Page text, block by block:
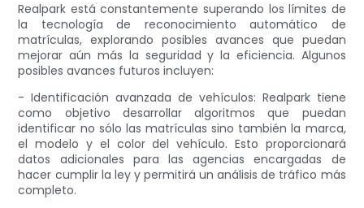
Realpark está constantemente superando los límites de
la tecnología de reconocimiento automático de
matrículas, explorando posibles avances que puedan
mejorar aún más la seguridad y la eficiencia. Algunos
posibles avances futuros incluyen:
- Identificación avanzada de vehículos: Realpark tiene
como objetivo desarrollar algoritmos que puedan
identificar no sólo las matrículas sino también la marca,
el modelo y el color del vehículo. Esto proporcionará
datos adicionales para las agencias encargadas de
hacer cumplir la ley y permitirá un análisis de tráfico más
completo.